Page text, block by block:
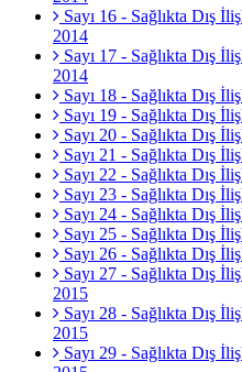
Sayı 16 - Sağlıkta Dış
2014
Sayı 17 - Sağlıkta Dış
2014
Sayı 18 - Sağlıkta Dış
Sayı 19 - Sağlıkta Dış
Sayı 20 - Sağlıkta Dış
Sayı 21 - Sağlıkta Dış
Sayı 22 - Sağlıkta Dış
Sayı 23 - Sağlıkta Dış
Sayı 24 - Sağlıkta Dış
Sayı 25 - Sağlıkta Dış
Sayı 26 - Sağlıkta Dış
Sayı 27 - Sağlıkta Dış
2015
Sayı 28 - Sağlıkta Dış
2015
Sayı 29 - Sağlıkta Dış